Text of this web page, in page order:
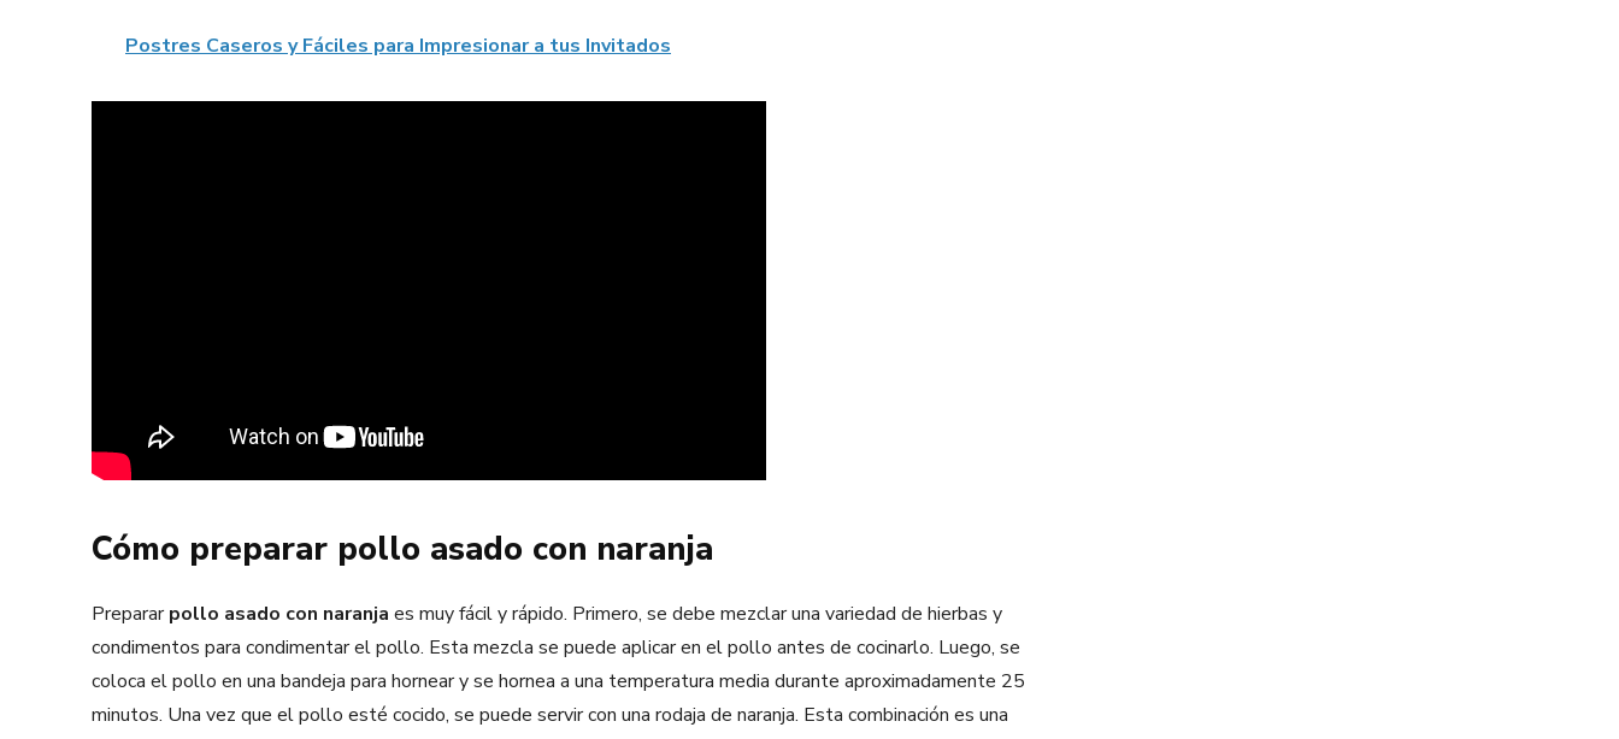
Postres Caseros y Fáciles para Impresionar a tus Invitados
Cómo preparar pollo asado con naranja
Prepararpollo asado con naranja es muy fácil y rápido. Primero, se debe mezclar una variedad de hierbas y
condimentos para condimentar el pollo. Esta mezcla se puede aplicar en el pollo antes de cocinarlo. Luego, se
coloca el pollo en una bandeja para hornear y se hornea a una temperatura media durante aproximadamente 25
minutos. Una vez que el pollo esté cocido, se puede servir con una rodaja de naranja. Esta combinación es una